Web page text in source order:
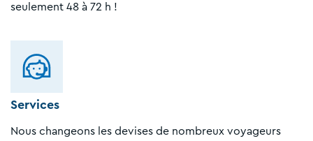
seulement 48 à 72 h !
Services
Nous changeons les devises de nombreux voyageurs